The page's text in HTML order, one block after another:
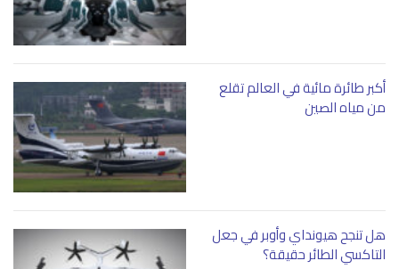
أكبر طائرة مائية في العالم تقلع
من مياه الصين
هل تنجح هيونداي وأوبر في جعل
التاكسي الطائر حقيقة؟